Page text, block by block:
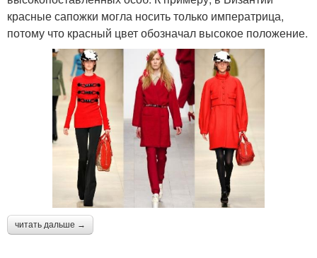
красные сапожки могла носить только императрица,
потому что красный цвет обозначал высокое положение.
читать дальше →